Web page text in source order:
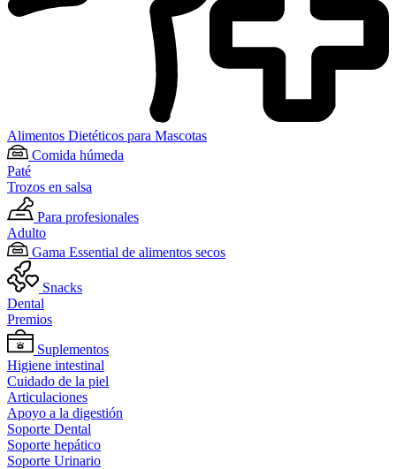
Alimentos Dietéticos para Mascotas
Comida húmeda
Paté
Trozos en salsa
Para profesionales
Adulto
Gama Essential de alimentos secos
Snacks
Dental
Premios
Suplementos
Higiene intestinal
Cuidado de la piel
Articulaciones
Apoyo a la digestión
Soporte Dental
Soporte hepático
Soporte Urinario